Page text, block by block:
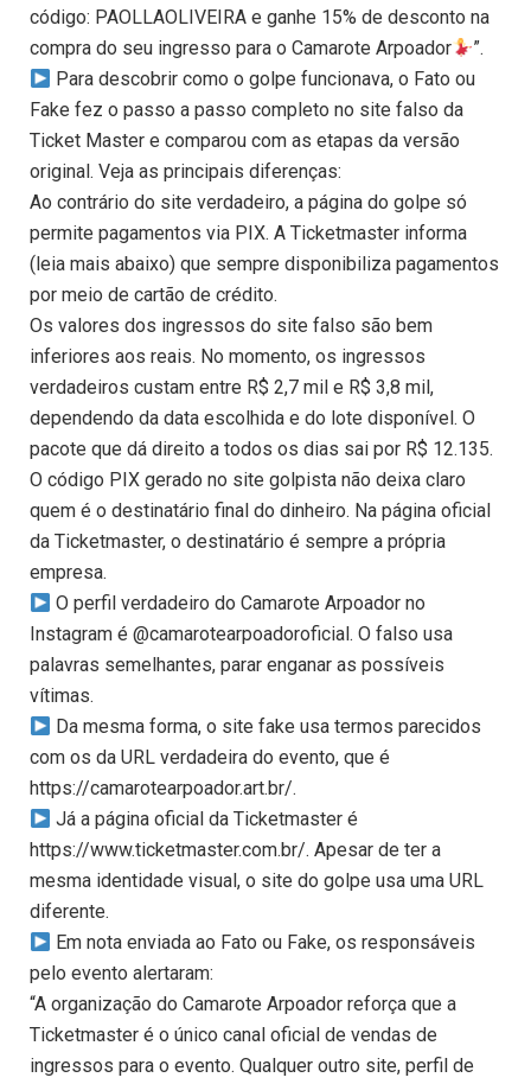
código: PAOLLAOLIVEIRA e ganhe 15% de desconto na
compra do seu ingresso para o Camarote Arpoador
”.
Para descobrir como o golpe funcionava, o Fato ou
Fake fez o passo a passo completo no site falso da
Ticket Master e comparou com as etapas da versão
original. Veja as principais diferenças:
Ao contrário do site verdadeiro, a página do golpe só
permite pagamentos via PIX. A Ticketmaster informa
(leia mais abaixo) que sempre disponibiliza pagamentos
por meio de cartão de crédito.
Os valores dos ingressos do site falso são bem
inferiores aos reais. No momento, os ingressos
verdadeiros custam entre R$ 2,7 mil e R$ 3,8 mil,
dependendo da data escolhida e do lote disponível. O
pacote que dá direito a todos os dias sai por R$ 12.135.
O código PIX gerado no site golpista não deixa claro
quem é o destinatário final do dinheiro. Na página oficial
da Ticketmaster, o destinatário é sempre a própria
empresa.
O perfil verdadeiro do Camarote Arpoador no
Instagram é @camarotearpoadoroficial. O falso usa
palavras semelhantes, parar enganar as possíveis
vítimas.
Da mesma forma, o site fake usa termos parecidos
com os da URL verdadeira do evento, que é
https://camarotearpoador.art.br/.
Já a página oficial da Ticketmaster é
https://www.ticketmaster.com.br/. Apesar de ter a
mesma identidade visual, o site do golpe usa uma URL
diferente.
Em nota enviada ao Fato ou Fake, os responsáveis
pelo evento alertaram:
“A organização do Camarote Arpoador reforça que a
Ticketmaster é o único canal oficial de vendas de
ingressos para o evento. Qualquer outro site, perfil de